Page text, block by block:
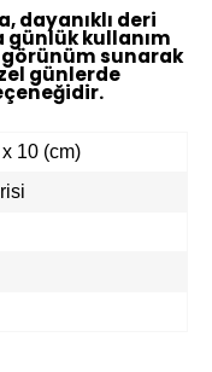
dayanıklı deri
günlük kullanım
görünüm sunarak
günlerde
10 (cm)